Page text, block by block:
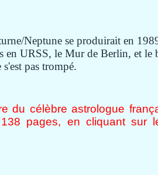
Neptune se produirait en
en URSS, le Mur de Berlin, et le
pas trompé.
du célèbre astrologue
pages, en cliquant sur